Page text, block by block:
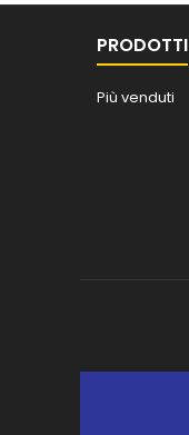
PRODOTTI
Più venduti